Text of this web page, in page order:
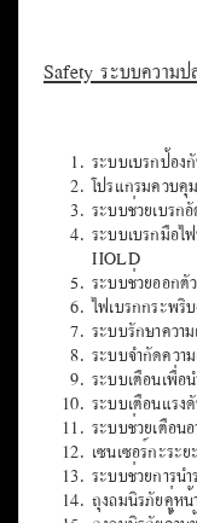
Safety ระบบความ
ระบบเบรกป้อ
โปรแกรมควบคุ
ระบบช่วยเบร
ระบบเบรกมือ
HOLD
ระบบช่วยออก
ไฟเบรกกระพ
ระบบรักษาควา
ระบบจำกัดควา
ระบบเตือนเพื่อ
ระบบเตือนแร
ระบบช่วยเตือ
เซนเซอร์กะร
ระบบช่วยการน
ถุงลมนิรภัยคู่ห